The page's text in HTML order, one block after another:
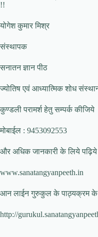
!!
योगेश कुमार मिश्र
संस्थापक
सनातन ज्ञान पीठ
ज्योतिष एवं आध्यात्मिक शोध
कुण्डली परामर्श हेतु सम्पर्क कीजिये
मोबाईल : 9453092553
और अधिक जानकारी के लिये पढ़िये
www.sanatangyanpeeth.in
आन लाईन गुरुकुल के पाठ्यक्रम के
http://